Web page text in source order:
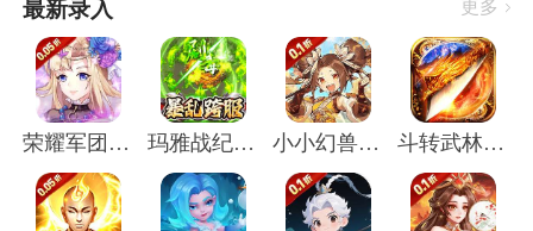
最新录入 更多
荣耀军团(0.05折主宰天命) 玛雅战纪(屠魔沉默专属) 小小幻兽录(虎踞中原0.1折) 斗转武林(圣金专属单职业)